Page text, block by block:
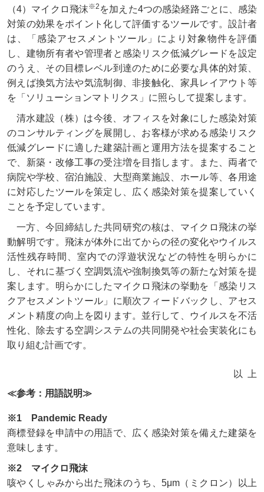
（4）マイクロ飛沫※2 を加えた4つの感染経路ごとに、感染
対策の効果をポイント化して評価するツールです。設計者
は、「感染アセスメントツール」により対象物件を評価
し、建物所有者や管理者と感染リスク低減グレードを設定
のうえ、その目標レベル到達のために必要な具体的対策、
例えば換気方法や気流制御、非接触化、家具レイアウト等
を「ソリューションマトリクス」に照らして提案します。
清水建設（株）は今後、オフィスを対象にした感染対策
のコンサルティングを展開し、お客様が求める感染リスク
低減グレードに適した建築計画と運用方法を提案すること
で、新築・改修工事の受注増を目指します。また、両者で
病院や学校、宿泊施設、大型商業施設、ホール等、各用途
に対応したツールを策定し、広く感染対策を提案していく
ことを予定しています。
一方、今回締結した共同研究の核は、マイクロ飛沫の挙
動解明です。飛沫が体外に出てからの径の変化やウイルス
活性残存時間、室内での浮遊状況などの特性を明らかに
し、それに基づく空調気流や強制換気等の新たな対策を提
案します。明らかにしたマイクロ飛沫の挙動を「感染リス
クアセスメントツール」に順次フィードバックし、アセス
メント精度の向上を図ります。並行して、ウイルスを不活
性化、除去する空調システムの共同開発や社会実装化にも
取り組む計画です。
以上
≪参考：用語説明≫
※1 Pandemic Ready
商標登録を申請中の用語で、広く感染対策を備えた建築を
意味します。
※2 マイクロ飛沫
咳やくしゃみから出た飛沫のうち、5μm（ミクロン）以上